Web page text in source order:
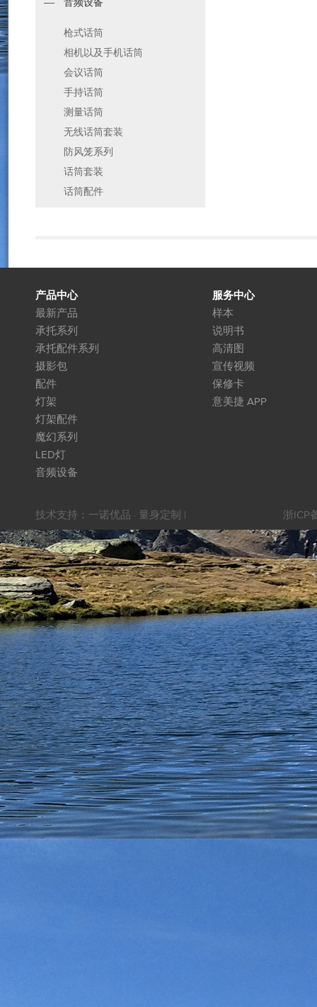
音频设备
枪式话筒
相机以及手机话筒
会议话筒
手持话筒
测量话筒
无线话筒套装
防风笼系列
话筒套装
话筒配件
产品中心
最新产品
承托系列
承托配件系列
摄影包
配件
灯架
灯架配件
魔幻系列
LED灯
音频设备
服务中心
样本
说明书
高清图
宣传视频
保修卡
意美捷 APP
技术支持： 一诺优品 · 量身定制 | 浙ICP